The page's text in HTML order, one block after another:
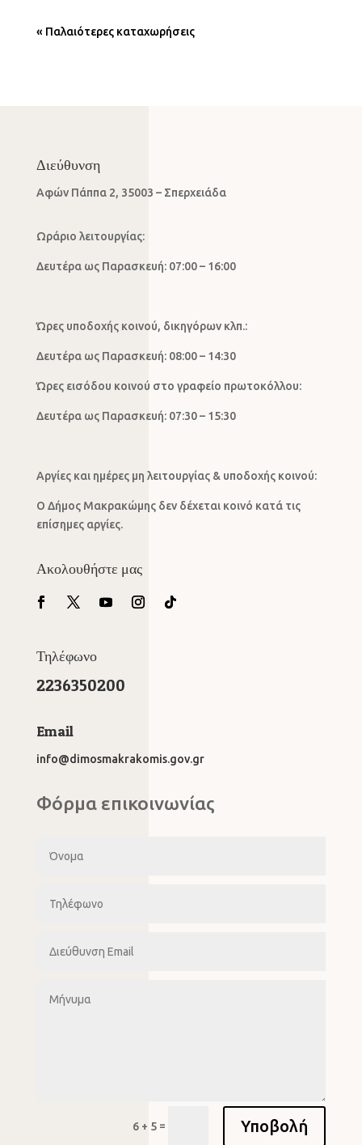
« Παλαιότερες καταχωρήσεις
Διεύθυνση
Αφών Πάππα 2, 35003 – Σπερχειάδα
Ωράριο λειτουργίας:
Δευτέρα ως Παρασκευή: 07:00 – 16:00
Ώρες υποδοχής κοινού, δικηγόρων κλπ.:
Δευτέρα ως Παρασκευή: 08:00 – 14:30
Ώρες εισόδου κοινού στο γραφείο πρωτοκόλλου:
Δευτέρα ως Παρασκευή: 07:30 – 15:30
Αργίες και ημέρες μη λειτουργίας & υποδοχής κοινού:
Ο Δήμος Μακρακώμης δεν δέχεται κοινό κατά τις
επίσημες αργίες.
Ακολουθήστε μας
Τηλέφωνο
2236350200
Email
info@dimosmakrakomis.gov.gr
Φόρμα επικοινωνίας
6 + 5 = Υποβολή